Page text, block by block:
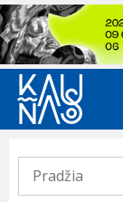
Previous
Pradžia